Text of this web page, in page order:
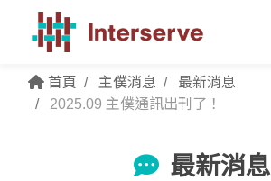
首頁 主僕消息
最新消息
2025.09 主僕通訊出刊了！
最新消息